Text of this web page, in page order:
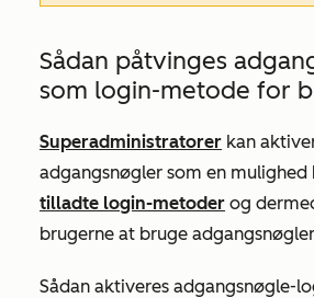
Sådan påtvinges
som login-metode for
Superadministratorer kan
adgangsnøgler som en mulighed
tilladte login-metoder og
brugerne at bruge
Sådan aktiveres adgangsnøgle-